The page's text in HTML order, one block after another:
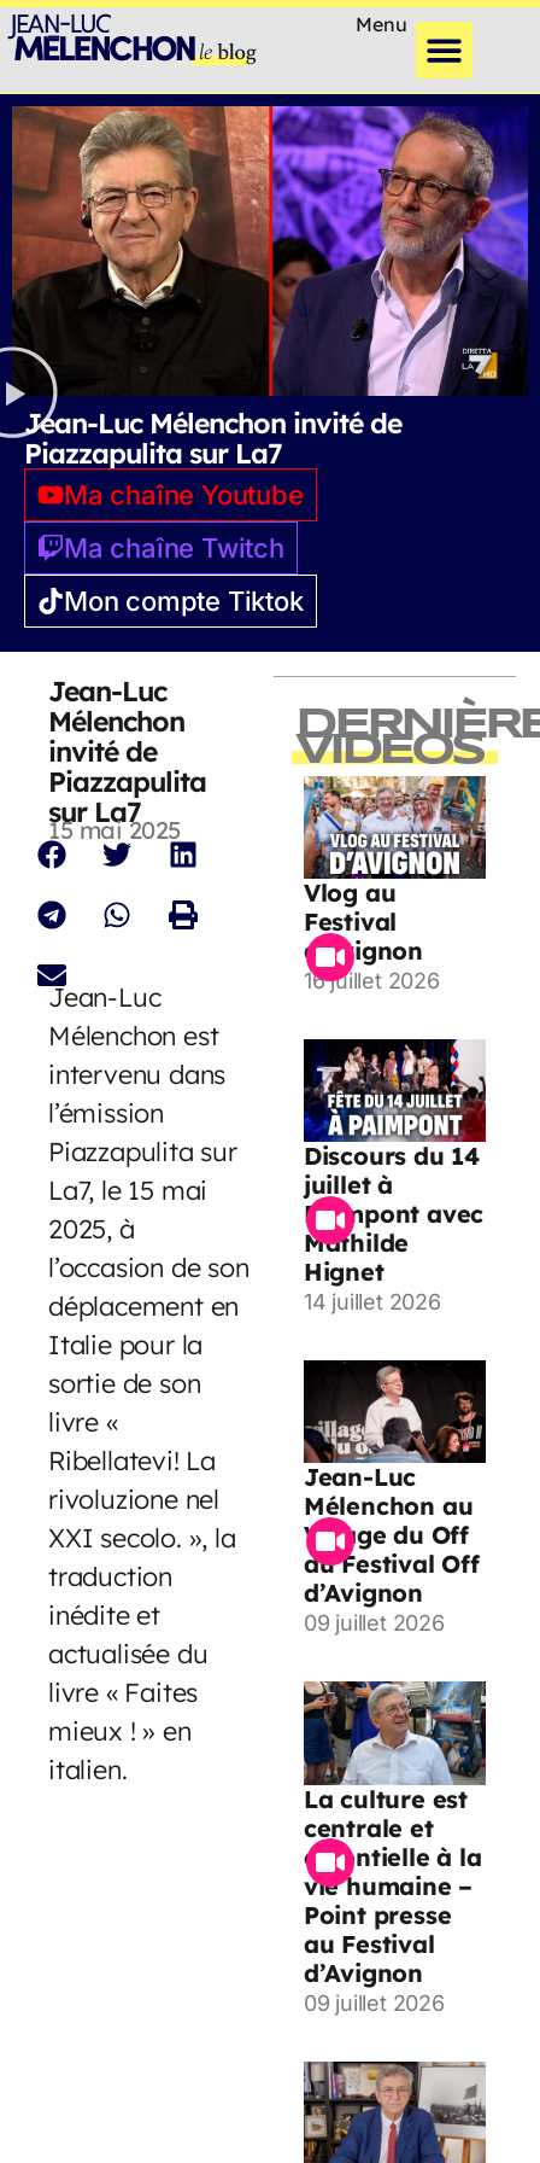
Menu
Jean-Luc Mélenchon invité de
Piazzapulita sur La7
Ma chaîne Youtube
Ma chaîne Twitch
Mon compte Tiktok
Jean-Luc
Mélenchon
invité de
Piazzapulita
sur La7
15 mai 2025
Jean-Luc
Mélenchon est
intervenu dans
l’émission
Piazzapulita sur
La7, le 15 mai
2025, à
l’occasion de son
déplacement en
Italie pour la
sortie de son
livre «
Ribellatevi! La
rivoluzione nel
XXI secolo. », la
traduction
inédite et
actualisée du
livre « Faites
mieux ! » en
italien.
VIDEOS
Vlog au
Festival
d’Avignon
16 juillet 2026
Discours du 14
juillet à
Paimpont avec
Mathilde
Hignet
14 juillet 2026
Jean-Luc
Mélenchon au
Village du Off
du Festival Off
d’Avignon
09 juillet 2026
La culture est
centrale et
essentielle à la
vie humaine –
Point presse
au Festival
d’Avignon
09 juillet 2026